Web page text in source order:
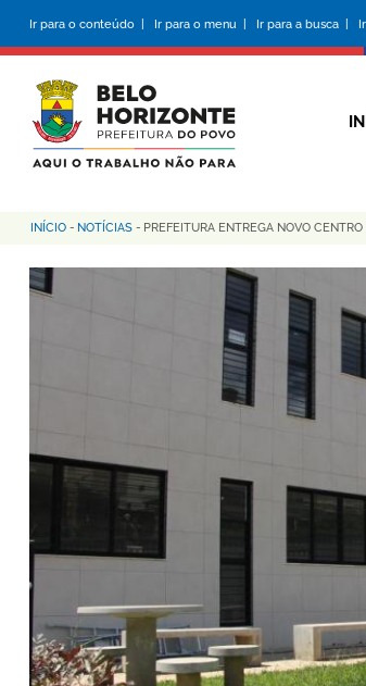
conteúdo
principal
Ir para o conteúdo | Ir para o menu | Ir para a busca |
Trilha
de
INÍCIO - NOTÍCIAS - PREFEITURA ENTREGA NOVO